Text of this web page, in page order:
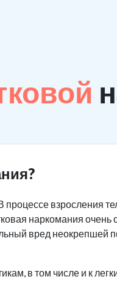
взросления
наркомания очень
вред неокрепшей
в том числе и к